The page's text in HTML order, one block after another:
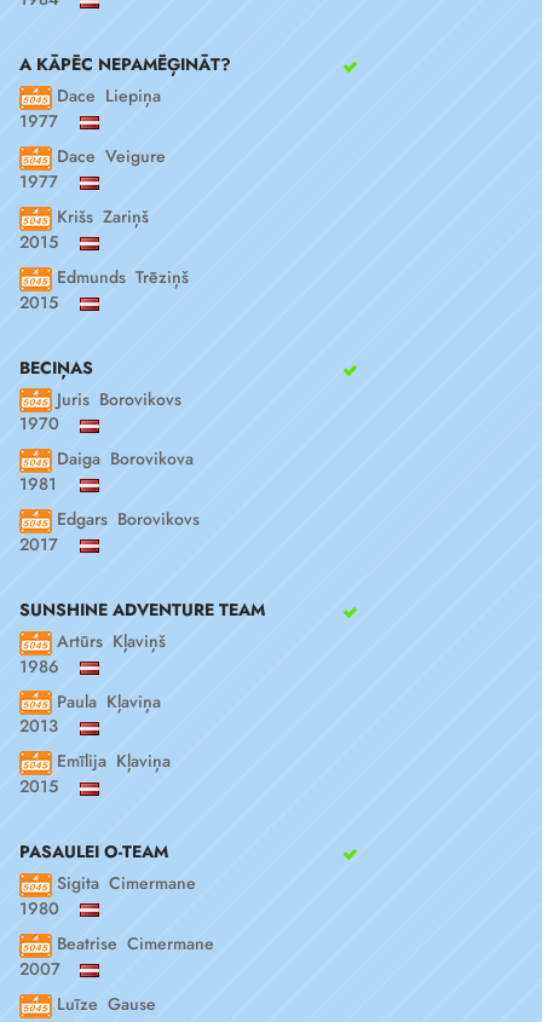
A KĀPĒC NEPAMĒĢINĀT?
Dace Liepiņa
1977
Dace Veigure
1977
Krišs Zariņš
2015
Edmunds Trēziņš
2015
BECIŅAS
Juris Borovikovs
1970
Daiga Borovikova
1981
Edgars Borovikovs
2017
SUNSHINE ADVENTURE TEAM
Artūrs Kļaviņš
1986
Paula Kļaviņa
2013
Emīlija Kļaviņa
2015
PASAULEI O-TEAM
Sigita Cimermane
1980
Beatrise Cimermane
2007
Luīze Gause